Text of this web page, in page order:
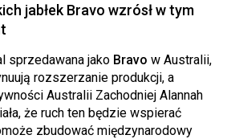
jabłek Bravo wzrósł w tym
sprzedawana jako Bravo w Australii,
rozszerzanie produkcji, a
Australii Zachodniej Alannah
że ruch ten będzie wspierać
zbudować międzynarodowy